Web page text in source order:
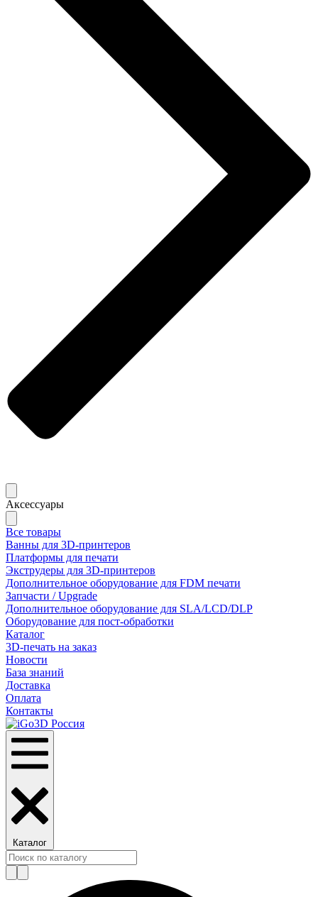
Аксессуары
Все товары
Ванны для 3D-принтеров
Платформы для печати
Экструдеры для 3D-принтеров
Дополнительное оборудование для FDM печати
Запчасти / Upgrade
Дополнительное оборудование для SLA/LCD/DLP
Оборудование для пост-обработки
Каталог
3D-печать на заказ
Новости
База знаний
Доставка
Оплата
Контакты
Каталог